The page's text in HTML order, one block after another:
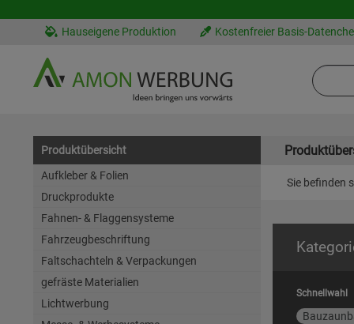
Hauseigene Produktion Kostenfreier Basis-
Produktübersicht
Aufkleber & Folien
Druckprodukte
Fahnen- & Flaggensysteme
Fahrzeugbeschriftung
Faltschachteln & Verpackungen
gefräste Materialien
Lichtwerbung
Sie befinden
Schnellwahl